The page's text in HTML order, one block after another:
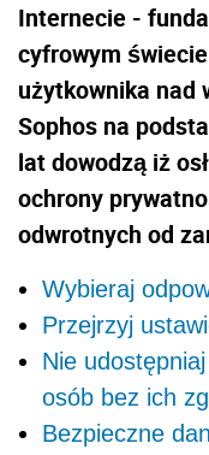
Internecie -
cyfrowym
użytkownika nad
Sophos na
lat dowodzą iż
ochrony
odwrotnych od
Wybieraj
Przejrzyj
Nie
osób bez ich
Bezpieczne